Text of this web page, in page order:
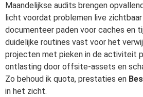
Maandelijkse audits brengen
licht voordat problemen live
documenteer paden voor caches en
duidelijke routines vast voor het
projecten met pieken in de activiteit
ontlasting door offsite-assets en
Zo behoud ik quota, prestaties en
in het zicht.